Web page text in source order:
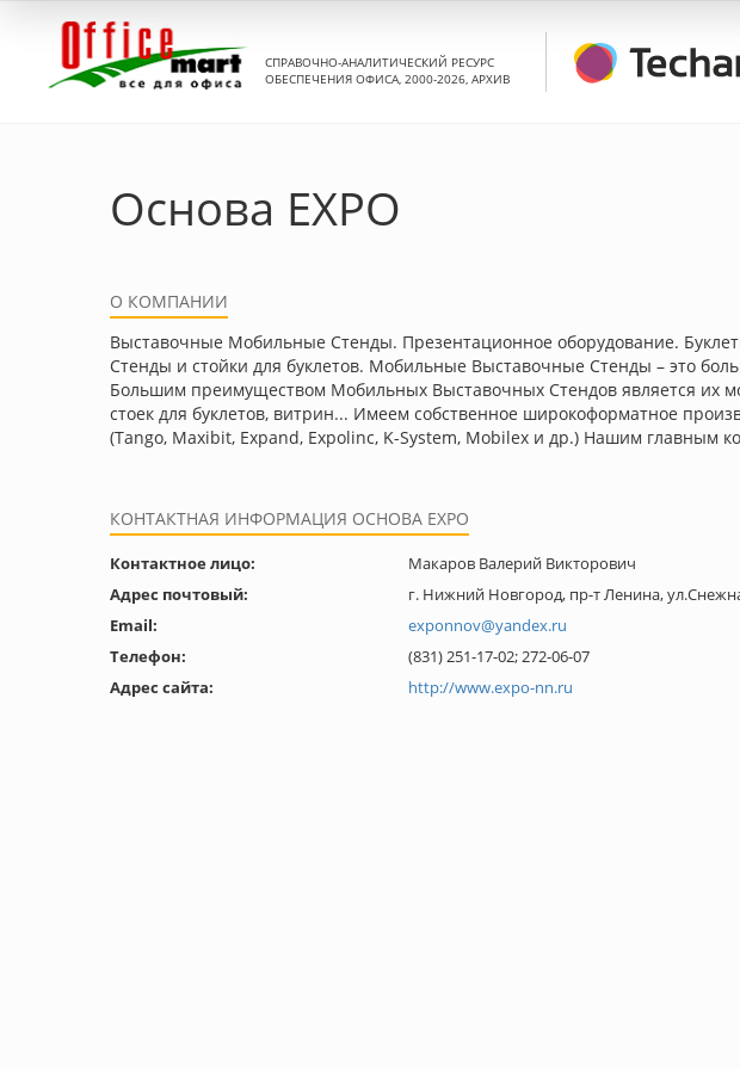
СПРАВОЧНО-АНАЛИТИЧЕСКИЙ РЕСУРС
ОБЕСПЕЧЕНИЯ ОФИСА, 2000-2026, АРХИВ
Основа EXPO
О КОМПАНИИ
Выставочные Мобильные Стенды. Презентационное оборудование.
Cтенды и стойки для буклетов. Мобильные Выставочные Стенды – это
Большим преимуществом Мобильных Выставочных Стендов является их
стоек для буклетов, витрин... Имеем собственное широкоформатное
(Tango, Maxibit, Expand, Expolinc, K-System, Mobilex и др.) Нашим главным
КОНТАКТНАЯ ИНФОРМАЦИЯ ОСНОВА EXPO
Контактное лицо:
Макаров Валерий Викторович
Адрес почтовый:
г. Нижний Новгород, пр-т Ленина,
Email:
exponnov@yandex.ru
Телефон:
(831) 251-17-02; 272-06-07
Адрес сайта:
http://www.expo-nn.ru